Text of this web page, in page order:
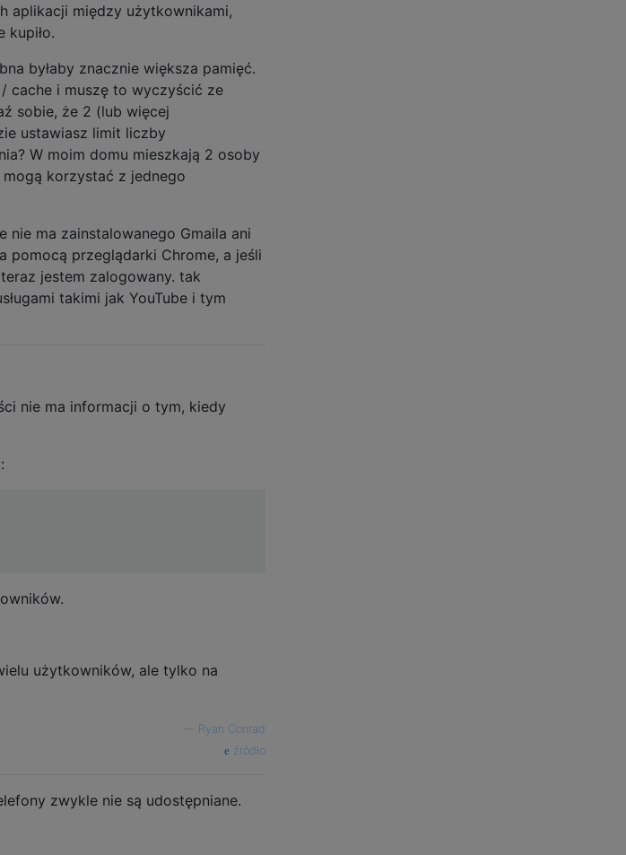
aplikacji między użytkownikami,
kupiło.
byłaby znacznie większa pamięć.
cache i muszę to wyczyścić ze
sobie, że 2 (lub więcej
ustawiasz limit liczby
W moim domu mieszkają 2 osoby
korzystać z jednego
nie ma zainstalowanego Gmaila ani
pomocą przeglądarki Chrome, a jeśli
jestem zalogowany. tak
takimi jak YouTube i tym
nie ma informacji o tym, kiedy
użytkowników, ale tylko na
Ryan Conrad
źródło
zwykle nie są udostępniane.